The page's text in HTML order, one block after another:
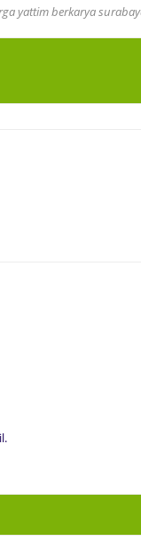
yattim berkarya